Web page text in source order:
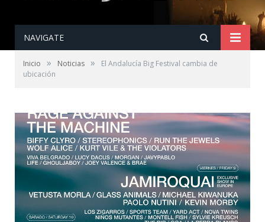
NAVIGATE
Inicio » Noticias »
El Andalucía Big Festival cambia de
ubicación